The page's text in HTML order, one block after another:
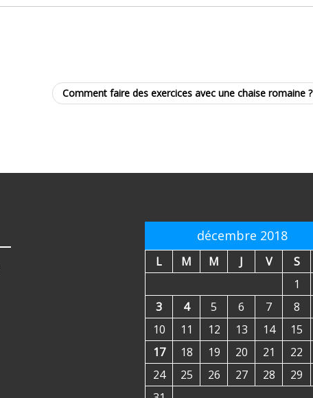
Comment faire des exercices avec une chaise romaine ?
décembre 2018
L M M J V S
1
3
4 5 6 7 8
10
11 12 13 14 15
17
18 19 20 21 22
24
25 26 27 28 29